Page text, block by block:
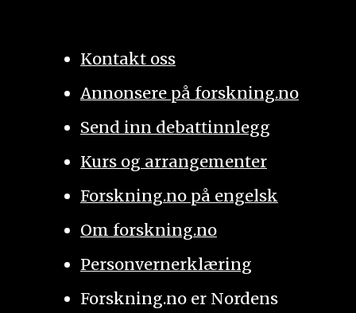
Kontakt oss
Annonsere på forskning.no
Send inn debattinnlegg
Kurs og arrangementer
Forskning.no på engelsk
Om forskning.no
Personvernerklæring
Forskning.no er Nordens